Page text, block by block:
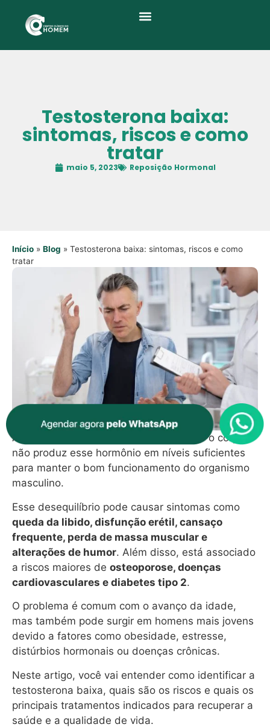
Testosterona baixa:
sintomas, riscos e como
tratar
maio 5, 2023 Reposição Hormonal
Início » Blog » Testosterona baixa: sintomas, riscos e como
tratar
A
acontece quando o corpo
não produz esse hormônio em níveis suficientes
para manter o bom funcionamento do organismo
masculino.
Esse desequilíbrio pode causar sintomas como
queda da libido, disfunção erétil, cansaço
frequente, perda de massa muscular e
alterações de humor. Além disso, está associado
a riscos maiores de osteoporose, doenças
cardiovasculares e diabetes tipo 2.
O problema é comum com o avanço da idade,
mas também pode surgir em homens mais jovens
devido a fatores como obesidade, estresse,
distúrbios hormonais ou doenças crônicas.
Neste artigo, você vai entender como identificar a
testosterona baixa, quais são os riscos e quais os
principais tratamentos indicados para recuperar a
saúde e a qualidade de vida.